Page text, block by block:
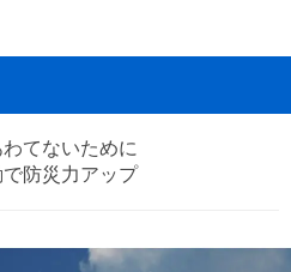
てないために
防災力アップ